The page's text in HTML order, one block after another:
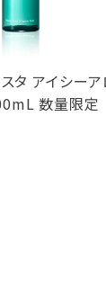
ロマ
La
ボデ